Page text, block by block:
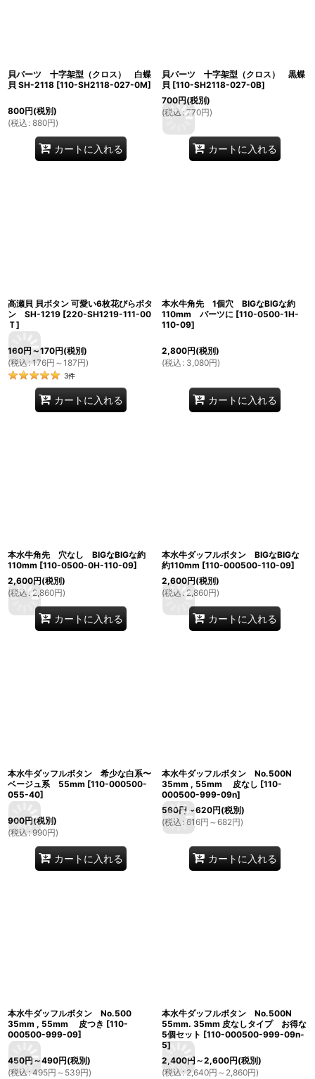
貝パーツ 十字架型（クロス） 白蝶
貝 SH-2118 [110-SH2118-027-0M]
800円(税別)
(税込 : 880円)
カートに入れる
貝パーツ 十字架型（クロス） 黒蝶
貝 [110-SH2118-027-0B]
700円(税別)
(税込 : 770円)
カートに入れる
高瀬貝 貝ボタン 可愛い6枚花びらボタ
ン SH-1219 [220-SH1219-111-00
Ｔ]
160円 ～170円(税別)
(税込: 176円 ～187円)
3件
カートに入れる
本水牛角先 1個穴 BIGなBIGな約
110mm パーツに [110-0500-1H-
110-09]
2,800円(税別)
(税込 : 3,080円)
カートに入れる
本水牛角先 穴なし BIGなBIGな約
110mm [110-0500-0H-110-09]
2,600円(税別)
(税込 : 2,860円)
カートに入れる
本水牛ダッフルボタン BIGなBIGな
約110mm [110-000500-110-09]
2,600円(税別)
(税込 : 2,860円)
カートに入れる
本水牛ダッフルボタン 希少な白系〜
ベージュ系 55mm [110-000500-
055-40]
900円(税別)
(税込: 990円)
カートに入れる
本水牛ダッフルボタン No.500N
35mm , 55mm 皮なし [110-
000500-999-09n]
560円 ～620円(税別)
(税込 : 616円 ～682円)
カートに入れる
本水牛ダッフルボタン No.500
35mm , 55mm 皮つき [110-
000500-999-09]
450円～490円(税別)
(税込: 495円 ～539円)
本水牛ダッフルボタン No.500N
55mm. 35mm 皮なしタイプ お得な
5個セット [110-000500-999-09n-
5]
2,400円 ～2,600円(税別)
(税込: 2,640円 ～2,860円)